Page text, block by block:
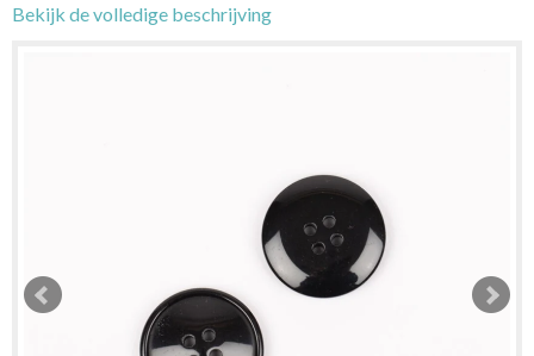
Bekijk de volledige beschrijving